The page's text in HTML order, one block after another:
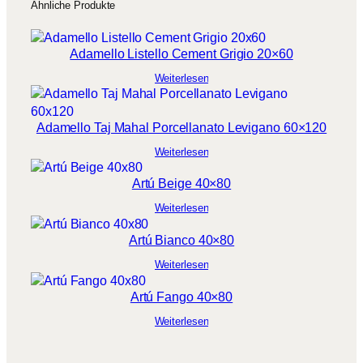
3
3
,
2
€
Ähnliche Produkte
Adamello Listello Cement Grigio 20×60
Weiterlesen
Adamello Taj Mahal Porcellanato Levigano 60×120
Weiterlesen
Artú Beige 40×80
Weiterlesen
Artú Bianco 40×80
Weiterlesen
Artú Fango 40×80
Weiterlesen